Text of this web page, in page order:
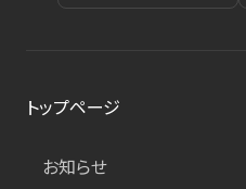
トップページ
お知らせ